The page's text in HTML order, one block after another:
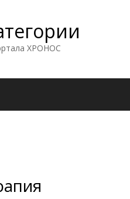
ХРОНОС